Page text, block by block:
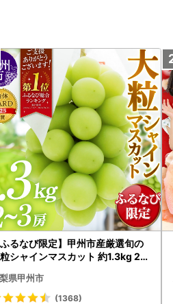
ふるなび限定】甲州市産厳選旬の
シャインマスカット 約1.3kg 2
FN-Limited-VO シャインマス
ト フルーツ
県甲州市
(1368)